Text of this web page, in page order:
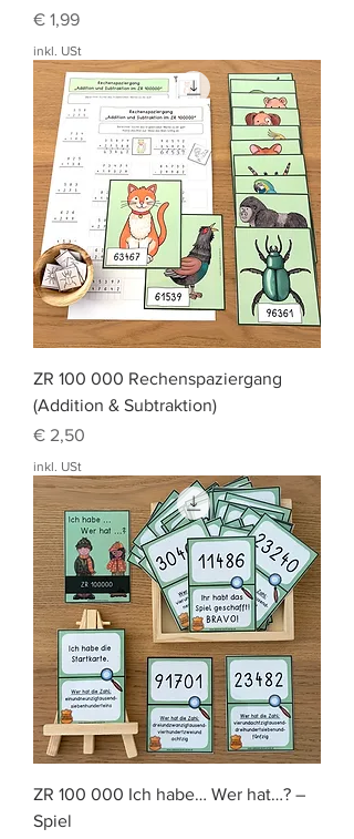
Preis
€ 1,99
inkl. USt
ZR 100 000 Rechenspaziergang
(Addition & Subtraktion)
Preis
€ 2,50
inkl. USt
ZR 100 000 Ich habe… Wer hat…? –
Spiel